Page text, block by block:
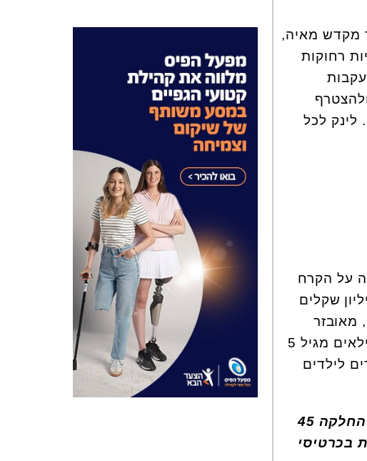
מקדש מאיה,
רחוקות
לינק לכל
על הקרח
שקלים
מאובזר
בציוד חדיש, עשוי קרח אמיתי המציע חוויית בילוי והנאה לטווח רחב של גילאים מגיל 5
לילדים
: שעת החלקה 45
67 ₪ / שעתיים 100 ₪. הנחות בכרטיסי